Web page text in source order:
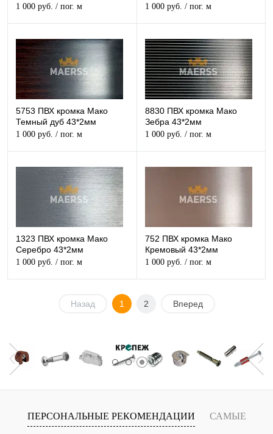
1 000 руб. / пог. м 1 000 руб. / пог. м
5753 ПВХ кромка Мако
Темный дуб 43*2мм
1 000 руб. / пог. м
8830 ПВХ кромка Мако
Зебра 43*2мм
1 000 руб. / пог. м
1323 ПВХ кромка Мако
Серебро 43*2мм
1 000 руб. / пог. м
752 ПВХ кромка Мако
Кремовый 43*2мм
1 000 руб. / пог. м
Назад 1 2 Вперед
ПЕРСОНАЛЬНЫЕ РЕКОМЕНДАЦИИ САМЫЕ